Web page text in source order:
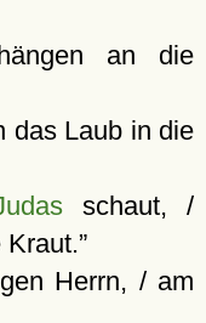
an die
das Laub in die
schaut, /
Kraut.
Herrn, / am